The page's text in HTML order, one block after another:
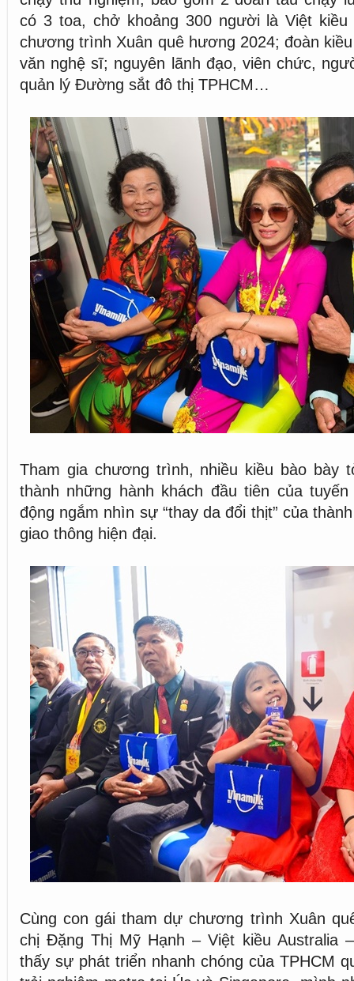
có 3 toa, chở khoảng 300 người là Việt
chương trình Xuân quê hương 2024; đoàn
văn nghệ sĩ; nguyên lãnh đạo, viên chức,
quản lý Đường sắt đô thị TPHCM…
Tham gia chương trình, nhiều kiều bào bày
thành những hành khách đầu tiên của
động ngắm nhìn sự “thay da đổi thịt” của
giao thông hiện đại.
Cùng con gái tham dự chương trình Xuân
chị Đặng Thị Mỹ Hạnh – Việt kiều Australia
thấy sự phát triển nhanh chóng của TPHCM